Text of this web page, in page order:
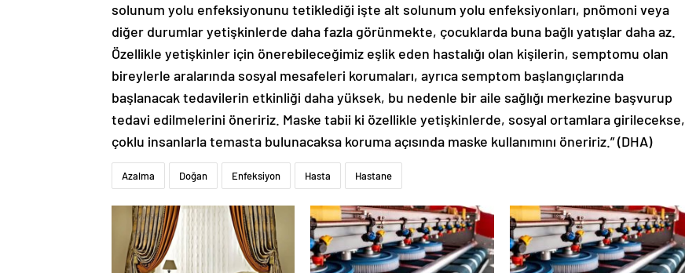
solunum yolu enfeksiyonunu tetiklediği işte alt solunum yolu enfeksiyonları, pnömoni veya
diğer durumlar yetişkinlerde daha fazla görünmekte, çocuklarda buna bağlı yatışlar daha az.
Özellikle yetişkinler için önerebileceğimiz eşlik eden hastalığı olan kişilerin, semptomu olan
bireylerle aralarında sosyal mesafeleri korumaları, ayrıca semptom başlangıçlarında
başlanacak tedavilerin etkinliği daha yüksek, bu nedenle bir aile sağlığı merkezine başvurup
tedavi edilmelerini öneririz. Maske tabii ki özellikle yetişkinlerde, sosyal ortamlara girilecekse,
çoklu insanlarla temasta bulunacaksa koruma açısında maske kullanımını öneririz.” (DHA)
Azalma Doğan Enfeksiyon Hasta Hastane